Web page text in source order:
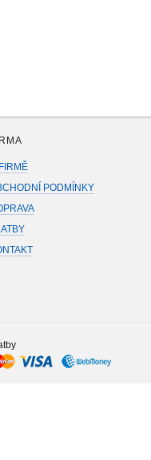
PODMÍNKY